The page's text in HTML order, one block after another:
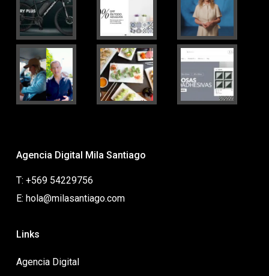
Agencia Digital Mila Santiago
T: +569 54229756
E: hola@milasantiago.com
Links
Agencia Digital